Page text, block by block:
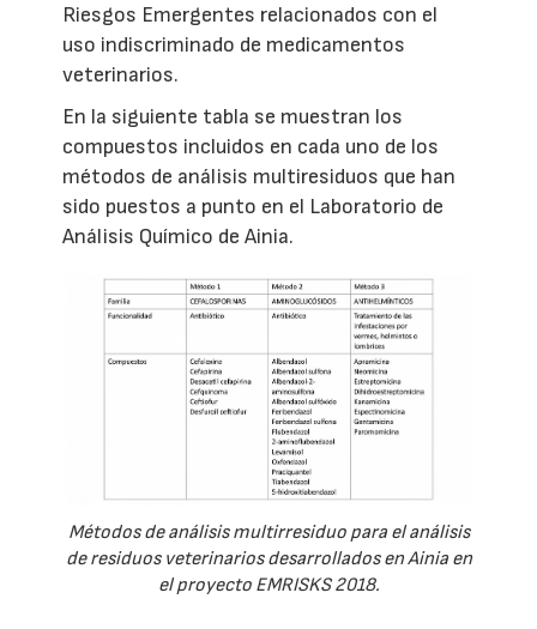
Riesgos Emergentes relacionados con el
uso indiscriminado de medicamentos
veterinarios.
En la siguiente tabla se muestran los
compuestos incluidos en cada uno de los
métodos de análisis multiresiduos que han
sido puestos a punto en el Laboratorio de
Análisis Químico de Ainia.
Métodos de análisis multirresiduo para el análisis
de residuos veterinarios desarrollados en Ainia en
el proyecto EMRISKS 2018.